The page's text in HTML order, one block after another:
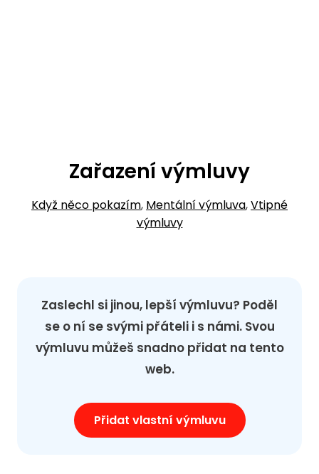
Zařazení výmluvy
Když něco pokazím, Mentální výmluva,Vtipné
výmluvy
Zaslechl si jinou, lepší výmluvu? Poděl
se o ní se svými přáteli i s námi. Svou
výmluvu můžeš snadno přidat na tento
web.
Přidat vlastní výmluvu